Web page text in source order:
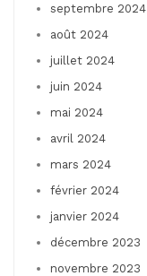
septembre 2024
août 2024
juillet 2024
juin 2024
mai 2024
avril 2024
mars 2024
février 2024
janvier 2024
décembre 2023
novembre 2023